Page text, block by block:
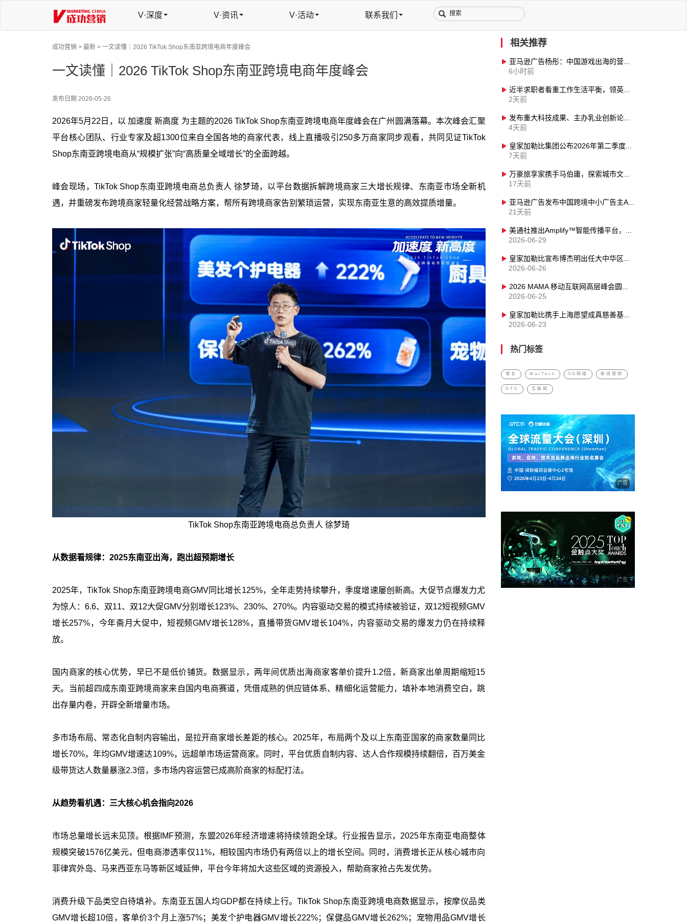
V·深度 V·资讯 V·活动 联系我们
成功营销 > 最新 > 一文读懂｜2026 TikTok Shop东南亚跨境电商年度峰会
一文读懂｜2026 TikTok Shop东南亚跨境电商年度峰会
发布日期 2026-05-26
2026年5月22日，以 加速度 新高度 为主题的2026 TikTok Shop东南亚跨境电商年度峰会在广州圆满落幕。本次峰会汇聚
平台核心团队、行业专家及超1300位来自全国各地的商家代表，线上直播吸引250多万商家同步观看，共同见证TikTok
Shop东南亚跨境电商从“规模扩张”向“高质量全域增长”的全面跨越。
峰会现场，TikTok Shop东南亚跨境电商总负责人 徐梦琦，以平台数据拆解跨境商家三大增长规律、东南亚市场全新机
遇，并重磅发布跨境商家轻量化经营战略方案，帮所有跨境商家告别繁琐运营，实现东南亚生意的高效提质增量。
TikTok Shop东南亚跨境电商总负责人 徐梦琦
从数据看规律：2025东南亚出海，跑出超预期增长
2025年，TikTok Shop东南亚跨境电商GMV同比增长125%，全年走势持续攀升，季度增速屡创新高。大促节点爆发力尤
为惊人：6.6、双11、双12大促GMV分别增长123%、230%、270%。内容驱动交易的模式持续被验证，双12短视频GMV
增长257%，今年斋月大促中，短视频GMV增长128%，直播带货GMV增长104%，内容驱动交易的爆发力仍在持续释
放。
国内商家的核心优势，早已不是低价铺货。数据显示，两年间优质出海商家客单价提升1.2倍，新商家出单周期缩短15
天。当前超四成东南亚跨境商家来自国内电商赛道，凭借成熟的供应链体系、精细化运营能力，填补本地消费空白，跳
出存量内卷，开辟全新增量市场。
多市场布局、常态化自制内容输出，是拉开商家增长差距的核心。2025年，布局两个及以上东南亚国家的商家数量同比
增长70%，年均GMV增速达109%，远超单市场运营商家。同时，平台优质自制内容、达人合作规模持续翻倍，百万美金
级带货达人数量暴涨2.3倍，多市场内容运营已成高阶商家的标配打法。
从趋势看机遇：三大核心机会指向2026
市场总量增长远未见顶。根据IMF预测，东盟2026年经济增速将持续领跑全球。行业报告显示，2025年东南亚电商整体
规模突破1576亿美元，但电商渗透率仅11%，相较国内市场仍有两倍以上的增长空间。同时，消费增长正从核心城市向
菲律宾外岛、马来西亚东马等新区域延伸，平台今年将加大这些区域的资源投入，帮助商家抢占先发优势。
消费升级下品类空白待填补。东南亚五国人均GDP都在持续上行。TikTok Shop东南亚跨境电商数据显示，按摩仪品类
GMV增长超10倍，客单价3个月上涨57%；美发个护电器GMV增长222%；保健品GMV增长262%；宠物用品GMV增长
相关推荐
亚马逊广告杨彤：中国游戏出海的营销逻辑正在重构，AI将加速全流域营销升级
6小时前
近半求职者看重工作生活平衡，领英中国联合发起“2026家庭友好企业评选”
2天前
发布重大科技成果、主办乳业创新论坛：伊利以“全球智慧链”，助力“世界乳都”成为创新之巅
4天前
皇家加勒比集团公布2026年第二季度财报，业绩超预期并上调全年业绩指引
7天前
万豪旅享家携手马伯庸，探索城市文旅新体验
17天前
亚马逊广告发布中国跨境中小广告主AI应用的五大趋势洞察
21天前
美通社推出Amplify™智能传播平台，以行业领先的AI传播赋能力强势登陆亚太
2026-06-29
皇家加勒比宣布博杰明出任大中华区总裁兼亚洲区董事总经理
2026-06-26
2026 MAMA 移动互联网高层峰会圆满落幕，百位行业领袖共探 AI 落地时代的增长新范式
2026-06-25
皇家加勒比携手上海愿望成真慈善基金会，助力重症儿童“心愿启航”
2026-06-23
热门标签
增长 MarTech 5G网络 新线营销
DTC 互联网
广告
广告